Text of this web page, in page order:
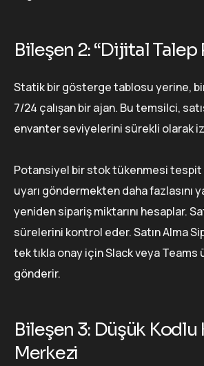
Bileşen 2: “Dijital Talep
Statik bir gösterge tablosu yerine,
7/24 çalışan bir ajan. Bu temsilci, satış
envanter seviyelerini sürekli olarak
Potansiyel bir stok tükenmesi
uyarı göndermekten daha fazlasını
yeniden sipariş miktarını hesaplar.
sürelerini kontrol eder. Satın Alma
tek tıkla onay için Slack veya Teams
gönderir.
Bileşen 3: Düşük
Merkezi